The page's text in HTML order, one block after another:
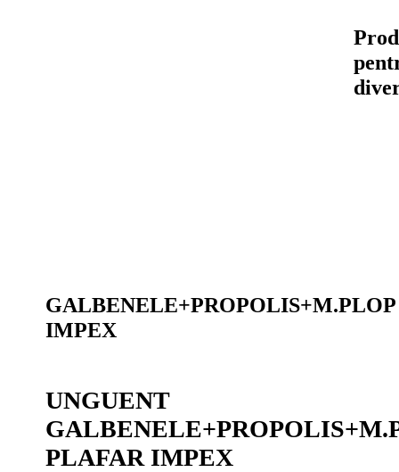
IMPEX
UNGUENT
PLAFAR IMPEX